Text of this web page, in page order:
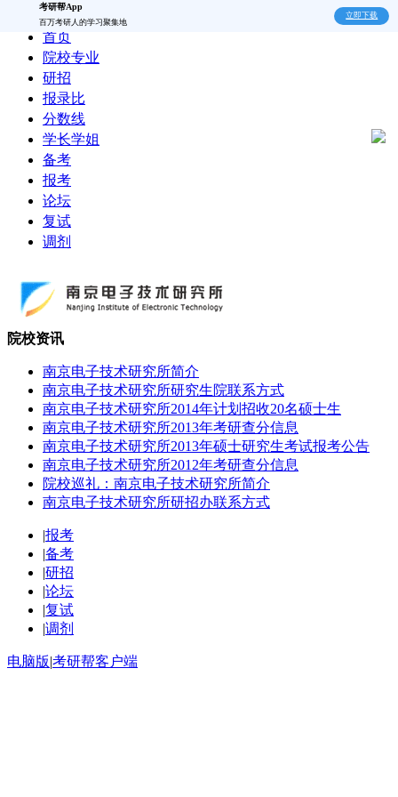
考研帮App
百万考研人的学习聚集地
立即下载
首页
院校专业
研招
报录比
分数线
学长学姐
备考
报考
论坛
复试
调剂
院校资讯
南京电子技术研究所简介
南京电子技术研究所研究生院联系方式
南京电子技术研究所2014年计划招收20名硕士生
南京电子技术研究所2013年考研查分信息
南京电子技术研究所2013年硕士研究生考试报考公告
南京电子技术研究所2012年考研查分信息
院校巡礼：南京电子技术研究所简介
南京电子技术研究所研招办联系方式
|报考
|备考
|研招
|论坛
|复试
|调剂
电脑版|考研帮客户端